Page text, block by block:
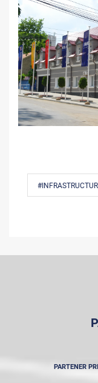
PARTENER